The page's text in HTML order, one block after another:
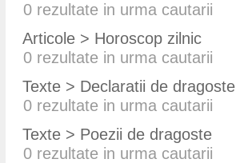
0 rezultate in urma cautarii
Articole > Horoscop zilnic
0 rezultate in urma cautarii
Texte > Declaratii de dragoste
0 rezultate in urma cautarii
Texte > Poezii de dragoste
0 rezultate in urma cautarii